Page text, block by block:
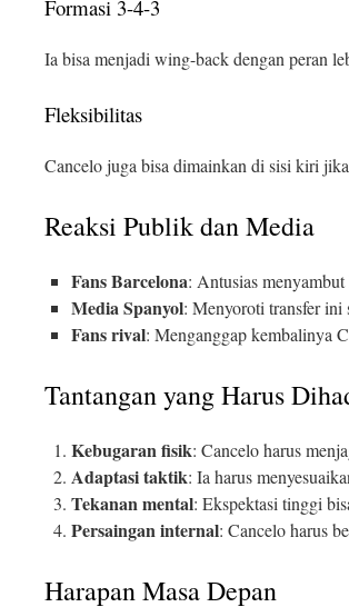
Formasi 3-4-3
Ia bisa menjadi wing-back dengan peran
Fleksibilitas
Cancelo juga bisa dimainkan di sisi kiri
Reaksi Publik dan Media
Fans Barcelona: Antusias
Media Spanyol: Menyoroti transfer ini
Fans rival: Menganggap kembalinya
Tantangan yang Harus
Kebugaran fisik: Cancelo harus
Adaptasi taktik: Ia harus
Tekanan mental: Ekspektasi tinggi
Persaingan internal: Cancelo harus
Harapan Masa Depan